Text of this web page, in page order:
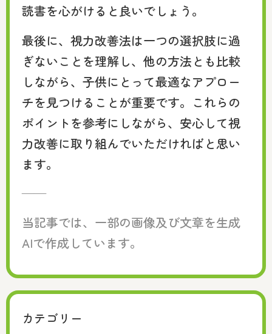
読書を心がけると良いでしょう。
最後に、視力改善法は一つの選択肢に過
ぎないことを理解し、他の方法とも比較
しながら、子供にとって最適なアプロー
チを見つけることが重要です。これらの
ポイントを参考にしながら、安心して視
力改善に取り組んでいただければと思い
ます。
——
当記事では、一部の画像及び文章を生成
AIで作成しています。
カテゴリー